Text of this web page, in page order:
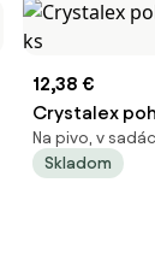
12,38 €
Crystalex
ks
Na pivo, v
Skladom